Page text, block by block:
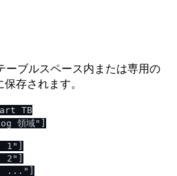
ブルスペース内または専用の
存されます。
TB
領域"]
1"]
2"]
..."]